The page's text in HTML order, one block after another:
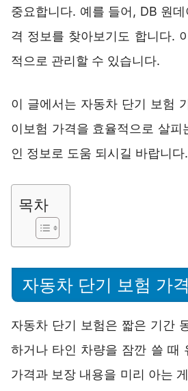
중요합니다. 예를 들어, DB 원
격 정보를 찾아보기도 합니다.
적으로 관리할 수 있습니다.
이 글에서는 자동차 단기 보험
이보험 가격을 효율적으로 살
인 정보로 도움 되시길 바랍니다.
목차
자동차 단기 보험 가
자동차 단기 보험은 짧은 기간
하거나 타인 차량을 잠깐 쓸 때
가격과 보장 내용을 미리 아는